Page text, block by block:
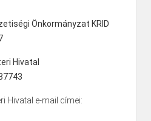
Önkormányzat KRID
Hivatal
Hivatal e-mail címei: